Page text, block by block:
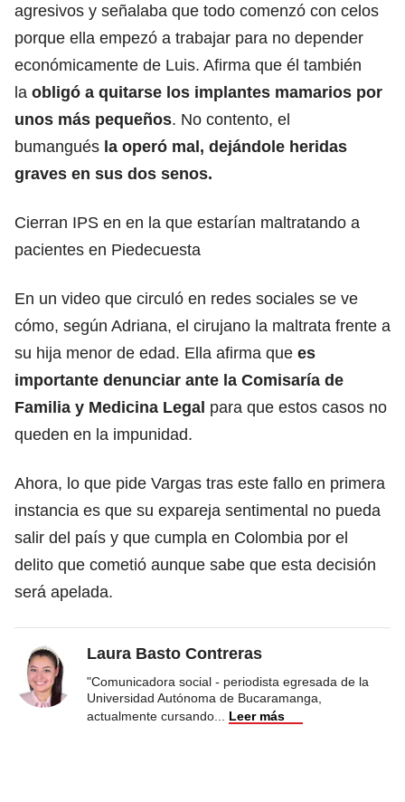
agresivos y señalaba que todo comenzó con celos
porque ella empezó a trabajar para no depender
económicamente de Luis. Afirma que él también
la obligó a quitarse los implantes mamarios por
unos más pequeños. No contento, el
bumangués la operó mal, dejándole heridas
graves en sus dos senos.
Cierran IPS en en la que estarían maltratando a
pacientes en Piedecuesta
En un video que circuló en redes sociales se ve
cómo, según Adriana, el cirujano la maltrata frente a
su hija menor de edad. Ella afirma que es
importante denunciar ante la Comisaría de
Familia y Medicina Legal para que estos casos no
queden en la impunidad.
Ahora, lo que pide Vargas tras este fallo en primera
instancia es que su expareja sentimental no pueda
salir del país y que cumpla en Colombia por el
delito que cometió aunque sabe que esta decisión
será apelada.
Laura Basto Contreras
"Comunicadora social - periodista egresada de la
Universidad Autónoma de Bucaramanga,
actualmente cursando
Leer más